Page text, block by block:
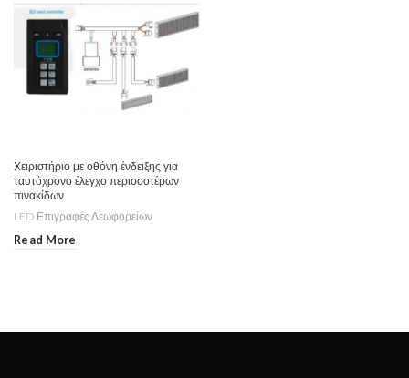
Χειριστήριο με οθόνη ένδειξης για
ταυτόχρονο έλεγχο περισσοτέρων
πινακίδων
LED Επιγραφές Λεωφορείων
Read More